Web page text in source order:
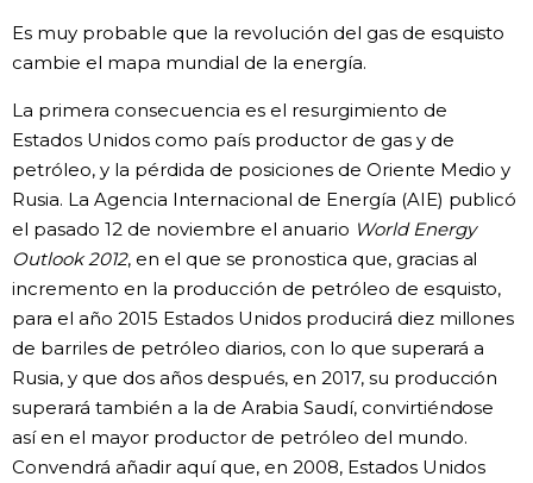
Es muy probable que la revolución del gas de esquisto
cambie el mapa mundial de la energía.
La primera consecuencia es el resurgimiento de
Estados Unidos como país productor de gas y de
petróleo, y la pérdida de posiciones de Oriente Medio y
Rusia. La Agencia Internacional de Energía (AIE) publicó
el pasado 12 de noviembre el anuario World Energy
Outlook 2012, en el que se pronostica que, gracias al
incremento en la producción de petróleo de esquisto,
para el año 2015 Estados Unidos producirá diez millones
de barriles de petróleo diarios, con lo que superará a
Rusia, y que dos años después, en 2017, su producción
superará también a la de Arabia Saudí, convirtiéndose
así en el mayor productor de petróleo del mundo.
Convendrá añadir aquí que, en 2008, Estados Unidos